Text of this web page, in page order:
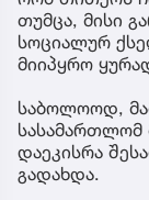
თუმცა, მისი
სოციალურ
მიიპყრო
საბოლოოდ,
სასამართლომ
დაეკისრა
გადახდა.